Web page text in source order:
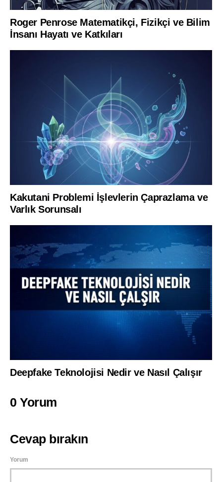
Roger Penrose Matematikçi, Fizikçi ve Bilim
İnsanı Hayatı ve Katkıları
Kakutani Problemi İşlevlerin Çaprazlama ve
Varlık Sorunsalı
Deepfake Teknolojisi Nedir ve Nasıl Çalışır
0 Yorum
Cevap bırakın
Yorum